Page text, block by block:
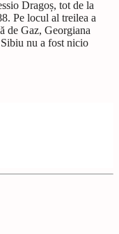
Dragoș, tot de la
Pe locul al treilea a
de Gaz, Georgiana
nu a fost nicio